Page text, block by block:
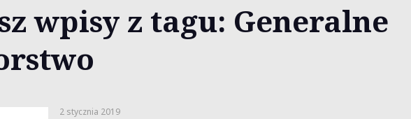
wpisy z tagu: Generalne
2 stycznia 2019